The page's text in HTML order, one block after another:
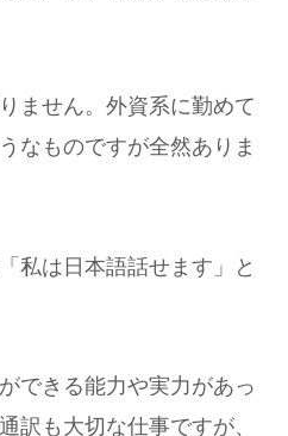
ません。外資系に勤めて
なものですが全然ありま
私は日本語話せます」と
できる能力や実力があっ
訳も大切な仕事ですが、